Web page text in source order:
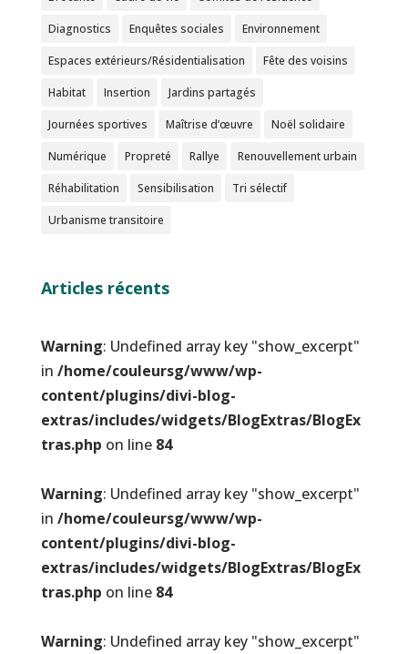
Diagnostics Enquêtes sociales Environnement
Espaces extérieurs/Résidentialisation Fête des voisins
Habitat Insertion Jardins partagés
Journées sportives Maîtrise d’œuvre Noël solidaire
Numérique Propreté Rallye Renouvellement urbain
Réhabilitation Sensibilisation Tri sélectif
Urbanisme transitoire
Articles récents
Warning: Undefined array key "show_excerpt"
in /home/couleursg/www/wp-
content/plugins/divi-blog-
extras/includes/widgets/BlogExtras/BlogEx
tras.php on line 84
Warning: Undefined array key "show_excerpt"
in /home/couleursg/www/wp-
content/plugins/divi-blog-
extras/includes/widgets/BlogExtras/BlogEx
tras.php on line 84
Warning: Undefined array key "show_excerpt"